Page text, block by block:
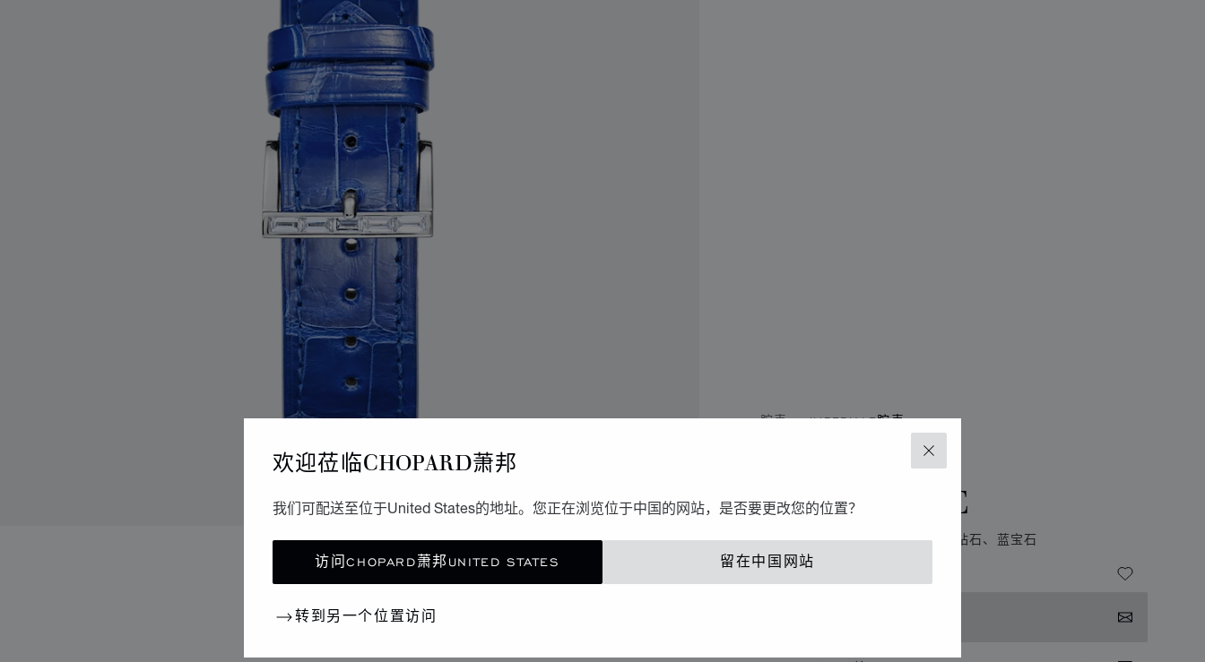
关闭
欢迎莅临CHOPARD萧邦
我们可配送至位于United States的地址。您正在浏览位于中国的网站，是否要更改您的位置？
访问CHOPARD萧邦UNITED STATES 留在中国网站
转到另一个位置访问
腕表 IMPERIALE腕表
IMPERIALE
JOAILLERIE
40毫米、自动上链机芯、白金、钻石、蓝宝石